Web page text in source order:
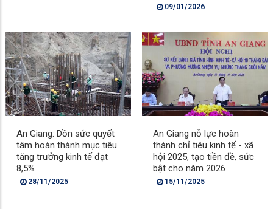
09/01/2026
An Giang: Dồn sức quyết
tâm hoàn thành mục tiêu
tăng trưởng kinh tế đạt
8,5%
28/11/2025
An Giang nỗ lực hoàn
thành chỉ tiêu kinh tế - xã
hội 2025, tạo tiền đề, sức
bật cho năm 2026
15/11/2025